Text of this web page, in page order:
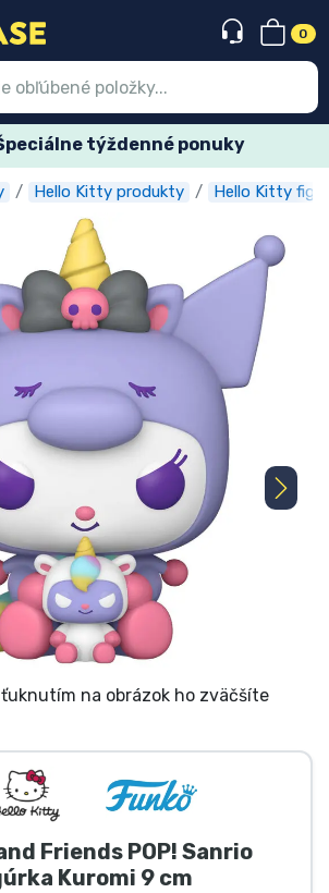
0
týždenné ponuky
Hello Kitty produkty Hello Kitty
na obrázok ho zväčšíte
Friends POP! Sanrio
Kuromi 9 cm
Registrácia
série
filmov
karikatúry
Anime
hier
športu